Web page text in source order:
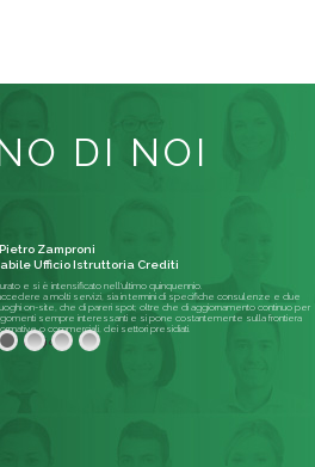
DI NOI
e si è intensificato nell'ultimo quinquennio.
a molti servizi, sia in termini di specifiche consulenze e due
on-site, che di pareri spot; oltre che di aggiornamento continuo per
sempre interessanti e si pone costantemente sulla frontiera
o commerciali, dei settori presidiati.
Pietro Zamproni
Ufficio Istruttoria Crediti
Leggi di più